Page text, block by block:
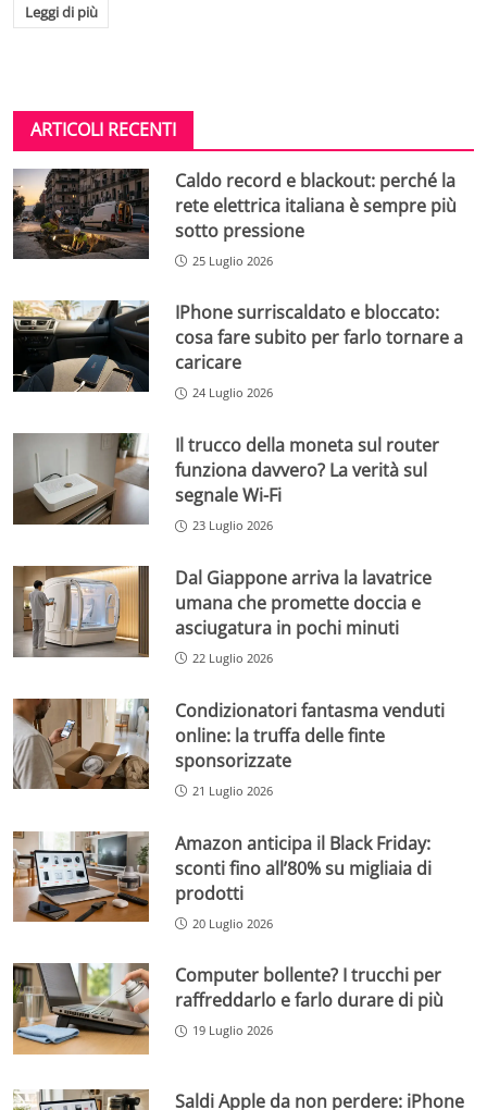
Leggi di più
ARTICOLI RECENTI
Caldo record e blackout: perché la
rete elettrica italiana è sempre più
sotto pressione
25 Luglio 2026
IPhone surriscaldato e bloccato:
cosa fare subito per farlo tornare a
caricare
24 Luglio 2026
Il trucco della moneta sul router
funziona davvero? La verità sul
segnale Wi-Fi
23 Luglio 2026
Dal Giappone arriva la lavatrice
umana che promette doccia e
asciugatura in pochi minuti
22 Luglio 2026
Condizionatori fantasma venduti
online: la truffa delle finte
sponsorizzate
21 Luglio 2026
Amazon anticipa il Black Friday:
sconti fino all’80% su migliaia di
prodotti
20 Luglio 2026
Computer bollente? I trucchi per
raffreddarlo e farlo durare di più
19 Luglio 2026
Saldi Apple da non perdere: iPhone